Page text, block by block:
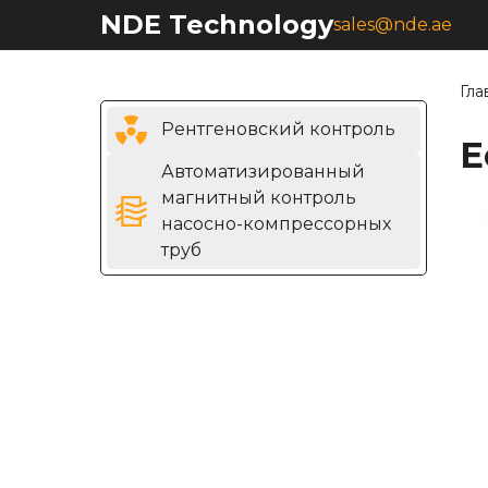
NDE Technologysales@nde.ae
Рентгеновский контроль
Автоматизированный
магнитный контроль
насосно-компрессорных
труб